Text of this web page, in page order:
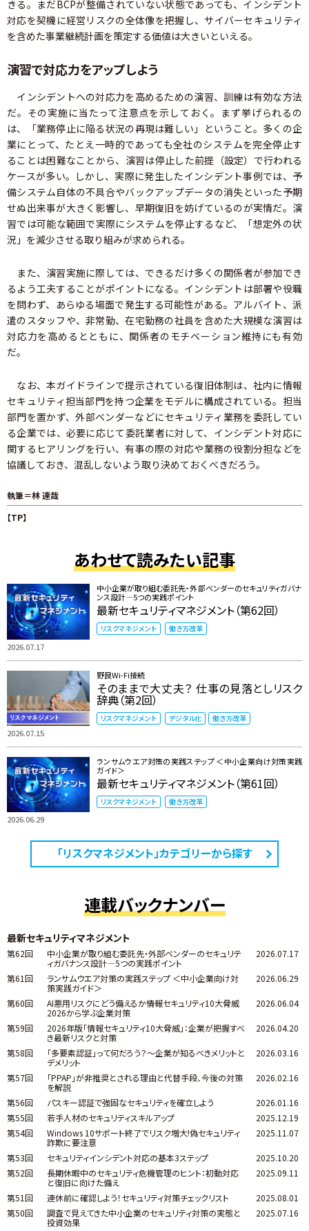
きる。まだBCPが整備されていない状態であっても、インシデント
対応を契機に経営リスクの全体像を把握し、サイバーセキュリティ
を含めた事業継続計画を策定する価値は大きいといえる。
演習で対応力をアップしよう
インシデントへの対応力を高めるための演習、訓練は有効な方法
だ。その実施に当たって注意点を示しておく。まず挙げられるの
は、「業務停止に陥る状況の再現は難しい」ということ。多くの企
業にとって、たとえ一時的であっても全社のシステムを完全停止す
ることは困難なことから、演習は停止した前提（設定）で行われる
ケースが多い。しかし、実際に発生したインシデント事例では、予
備システム自体の不具合やバックアップデータの消失といった予期
せぬ出来事が大きく影響し、早期復旧を妨げているのが実情だ。演
習では可能な範囲で実際にシステムを停止するなど、「想定外の状
況」を減少させる取り組みが求められる。
また、演習実施に際しては、できるだけ多くの関係者が参加でき
るよう工夫することがポイントになる。インシデントは部署や役職
を問わず、あらゆる場面で発生する可能性がある。アルバイト、派
遣のスタッフや、非常勤、在宅勤務の社員を含めた大規模な演習は
対応力を高めるとともに、関係者のモチベーション維持にも有効
だ。
なお、本ガイドラインで提示されている復旧体制は、社内に情報
セキュリティ担当部門を持つ企業をモデルに構成されている。担当
部門を置かず、外部ベンダーなどにセキュリティ業務を委託してい
る企業では、必要に応じて委託業者に対して、インシデント対応に
関するヒアリングを行い、有事の際の対応や業務の役割分担などを
協議しておき、混乱しないよう取り決めておくべきだろう。
執筆＝林 達哉
【TP】
あわせて読みたい記事
2026.07.17
中小企業が取り組む委託先・外部ベンダーのセキュリティガバナ
ンス設計―5つの実践ポイント
最新セキュリティマネジメント（第62回）
リスクマネジメント 働き方改革
2026.07.15
野良Wi-Fi接続
そのままで大丈夫？ 仕事の見落としリスク
辞典（第2回）
リスクマネジメント デジタル化 働き方改革
2026.06.29
ランサムウエア対策の実践ステップ ＜中小企業向け対策実践
ガイド＞
最新セキュリティマネジメント（第61回）
リスクマネジメント 働き方改革
「リスクマネジメント」カテゴリーから探す
連載バックナンバー
最新セキュリティマネジメント
第62回
中小企業が取り組む委託先・外部ベンダーのセキュリテ
ィガバナンス設計―5つの実践ポイント
2026.07.17
第61回
ランサムウエア対策の実践ステップ ＜中小企業向け対
策実践ガイド＞
2026.06.29
第60回
AI悪用リスクにどう備えるか――情報セキュリティ10大脅威
2026から学ぶ企業対策
2026.06.04
第59回
2026年版「情報セキュリティ10大脅威」：企業が把握すべ
き最新リスクと対策
2026.04.20
第58回
「多要素認証」って何だろう？～企業が知るべきメリットと
デメリット
2026.03.16
第57回
「PPAP」が非推奨とされる理由と代替手段、今後の対策
を解説
2026.02.16
第56回 パスキー認証で強固なセキュリティを確立しよう
2026.01.16
第55回
若手人材のセキュリティスキルアップ
2025.12.19
第54回
Windows 10サポート終了でリスク増大!偽セキュリティ
詐欺に要注意
2025.11.07
第53回 セキュリティインシデント対応の基本3ステップ
2025.10.20
第52回
長期休暇中のセキュリティ危機管理のヒント：初動対応
と復旧に向けた備え
2025.09.11
第51回 連休前に確認しよう！セキュリティ対策チェックリスト
2025.08.01
第50回
調査で見えてきた中小企業のセキュリティ対策の実態と
投資効果
2025.07.16